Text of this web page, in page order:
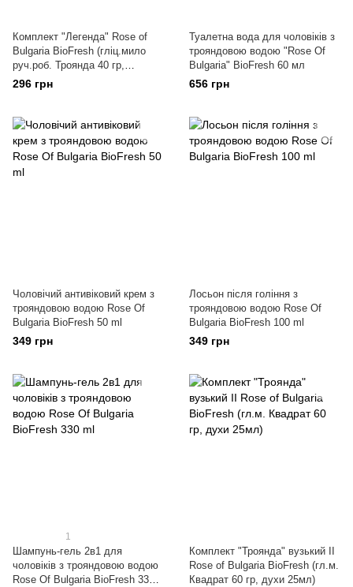
Комплект "Легенда" Rose of
Bulgaria BioFresh (гліц.мило
руч.роб. Троянда 40 гр,
парфуми 2,1 мл.)
296 грн
Туалетна вода для чоловіків з
трояндовою водою "Rose Of
Bulgaria" BioFresh 60 мл
656 грн
Чоловічий антивіковий крем з
трояндовою водою Rose Of
Bulgaria BioFresh 50 ml
349 грн
Лосьон після гоління з
трояндовою водою Rose Of
Bulgaria BioFresh 100 ml
349 грн
1
Шампунь-гель 2в1 для
чоловіків з трояндовою водою
Rose Of Bulgaria BioFresh 330
Комплект "Троянда" вузький II
Rose of Bulgaria BioFresh (гл.м.
Квадрат 60 гр, духи 25мл)